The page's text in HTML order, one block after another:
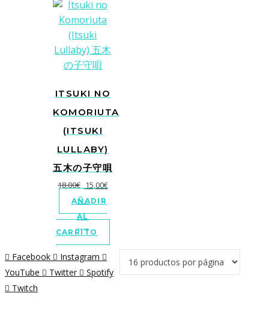
ITSUKI NO
KOMORIUTA
(ITSUKI
LULLABY)
五木の子守唄
18,00€ El
precio
original
era:
18,00€.
15,00€El
15,00€.
AÑADIR
AL
CARRITO
Facebook
Instagram
YouTube
Twitter
Spotify
Twitch